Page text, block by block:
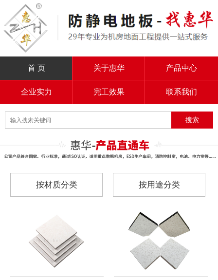
首 页 关于惠华 产品中心
企业实力 完工效果 联系我们
按材质分类 按用途分类